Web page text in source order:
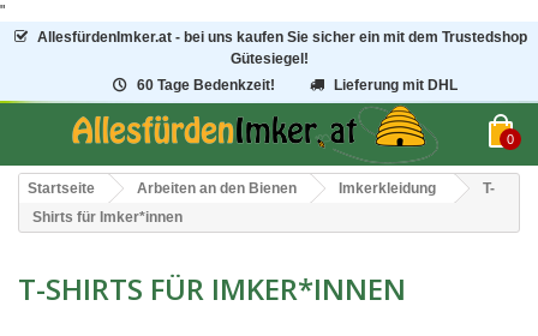
"
AllesfürdenImker.at - bei uns kaufen Sie sicher ein mit dem Trustedshop
Gütesiegel!
60 Tage Bedenkzeit!
Lieferung mit DHL
0
Startseite Arbeiten an den Bienen Imkerkleidung
T-
Shirts für Imker*innen
T-SHIRTS FÜR IMKER*INNEN